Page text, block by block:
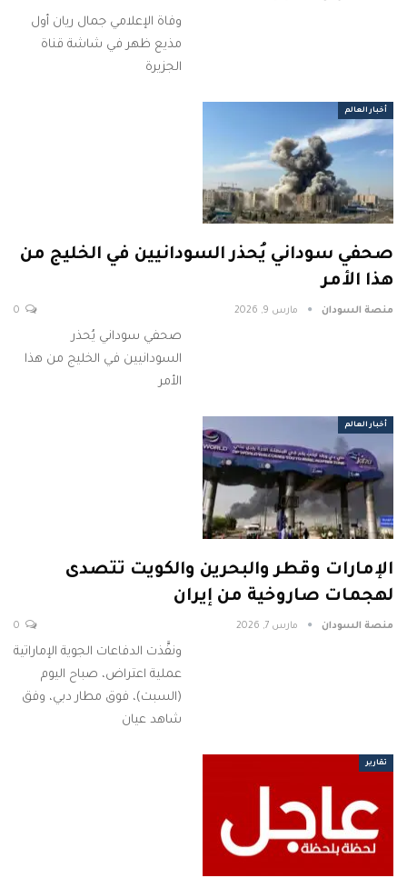
وفاة الإعلامي جمال ريان أول
مذيع ظهر في شاشة قناة
الجزيرة
أخبار العالم
صحفي سوداني يُحذر السودانيين في الخليج من
هذا الأمر
منصة السودان مارس 9, 2026
صحفي سوداني يُحذر
السودانيين في الخليج من هذا
الأمر
أخبار العالم
الإمارات وقطر والبحرين والكويت تتصدى
لهجمات صاروخية من إيران
منصة السودان مارس 7, 2026
ونفَّذت الدفاعات الجوية الإماراتية
عملية اعتراض، صباح اليوم
(السبت)، فوق مطار دبي، وفق
شاهد عيان
تقارير